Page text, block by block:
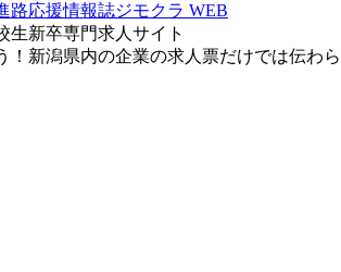
生新卒専門求人サイト
！新潟県内の企業の求人票だけでは伝わら